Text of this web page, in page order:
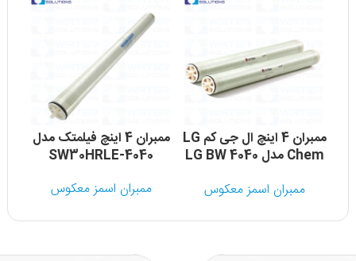
ممبران 4 اینچ ال جی کم LG
Chem مدل LG BW 4040
ممبران اسمز معکوس
ممبران 4 اینچ فیلمتک مدل
SW30HRLE-4040
ممبران اسمز معکوس